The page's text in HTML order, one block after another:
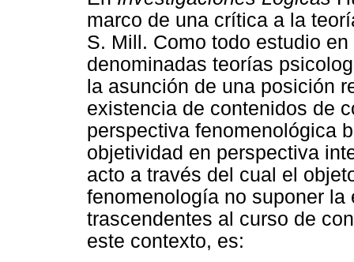
marco de una crítica a la
S. Mill. Como todo estudio
denominadas teorías
la asunción de una posición
existencia de contenidos de
perspectiva fenomenológica
objetividad en perspectiva
acto a través del cual el
fenomenología no suponer
trascendentes al curso de
este contexto, es: